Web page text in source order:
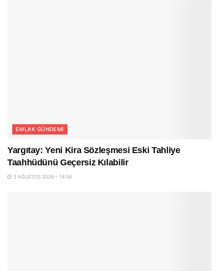
EMLAK GÜNDEMI
Yargıtay: Yeni Kira Sözleşmesi Eski Tahliye
Taahhüdünü Geçersiz Kılabilir
3 AĞUSTOS 2026 - 14:56